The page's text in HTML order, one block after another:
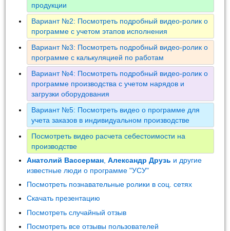
продукции
Вариант №2: Посмотреть подробный видео-ролик о
программе с учетом этапов исполнения
Вариант №3: Посмотреть подробный видео-ролик о
программе с калькуляцией по работам
Вариант №4: Посмотреть подробный видео-ролик о
программе производства с учетом нарядов и
загрузки оборудования
Вариант №5: Посмотреть видео о программе для
учета заказов в индивидуальном производстве
Посмотреть видео расчета себестоимости на
производстве
Анатолий Вассерман ,Александр Друзь и другие
известные люди о программе "УСУ"
Посмотреть познавательные ролики в соц. сетях
Скачать презентацию
Посмотреть случайный отзыв
Посмотреть все отзывы пользователей